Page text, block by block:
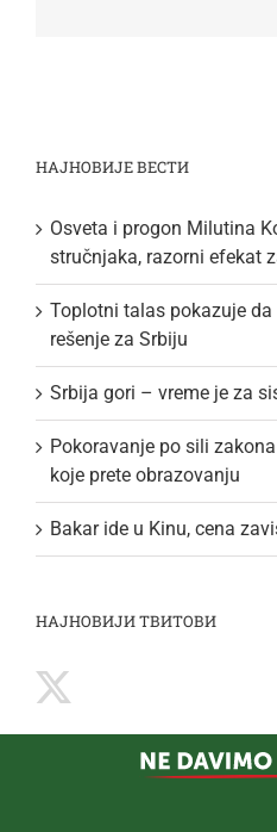
НАЈНОВИЈЕ ВЕСТИ
Osveta i progon Milutina
stručnjaka, razorni efekat
Toplotni talas pokazuje
rešenje za Srbiju
Srbija gori – vreme je za
Pokoravanje po sili
koje prete obrazovanju
Bakar ide u Kinu, cena
НАЈНОВИЈИ ТВИТОВИ